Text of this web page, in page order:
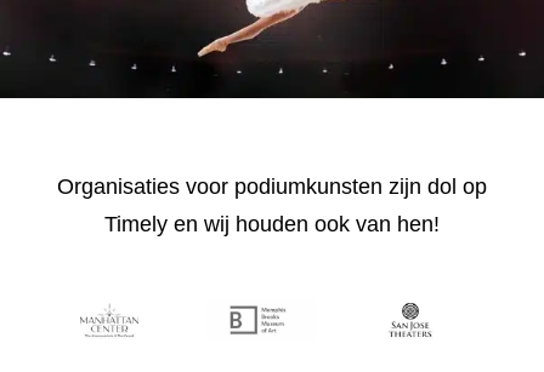
Organisaties voor podiumkunsten zijn dol op
Timely en wij houden ook van hen!